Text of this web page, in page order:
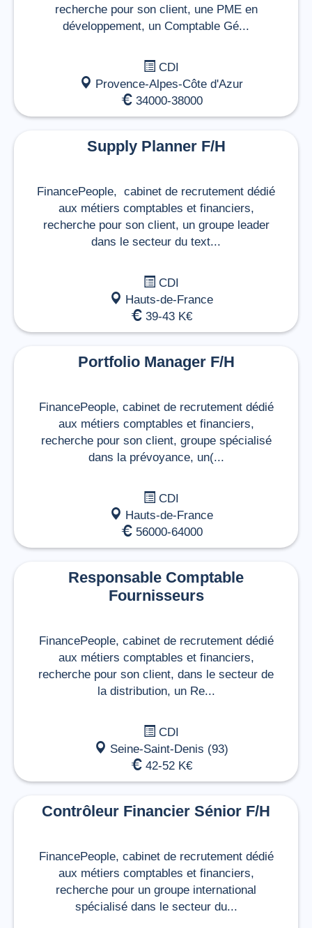
recherche pour son client, une PME en
développement, un Comptable Gé...
CDI
Provence-Alpes-Côte d'Azur
34000-38000
Supply Planner F/H
FinancePeople, cabinet de recrutement dédié
aux métiers comptables et financiers,
recherche pour son client, un groupe leader
dans le secteur du text...
CDI
Hauts-de-France
39-43 K€
Portfolio Manager F/H
FinancePeople, cabinet de recrutement dédié
aux métiers comptables et financiers,
recherche pour son client, groupe spécialisé
dans la prévoyance, un(...
CDI
Hauts-de-France
56000-64000
Responsable Comptable
Fournisseurs
FinancePeople, cabinet de recrutement dédié
aux métiers comptables et financiers,
recherche pour son client, dans le secteur de
la distribution, un Re...
CDI
Seine-Saint-Denis (93)
42-52 K€
Contrôleur Financier Sénior F/H
FinancePeople, cabinet de recrutement dédié
aux métiers comptables et financiers,
recherche pour un groupe international
spécialisé dans le secteur du...